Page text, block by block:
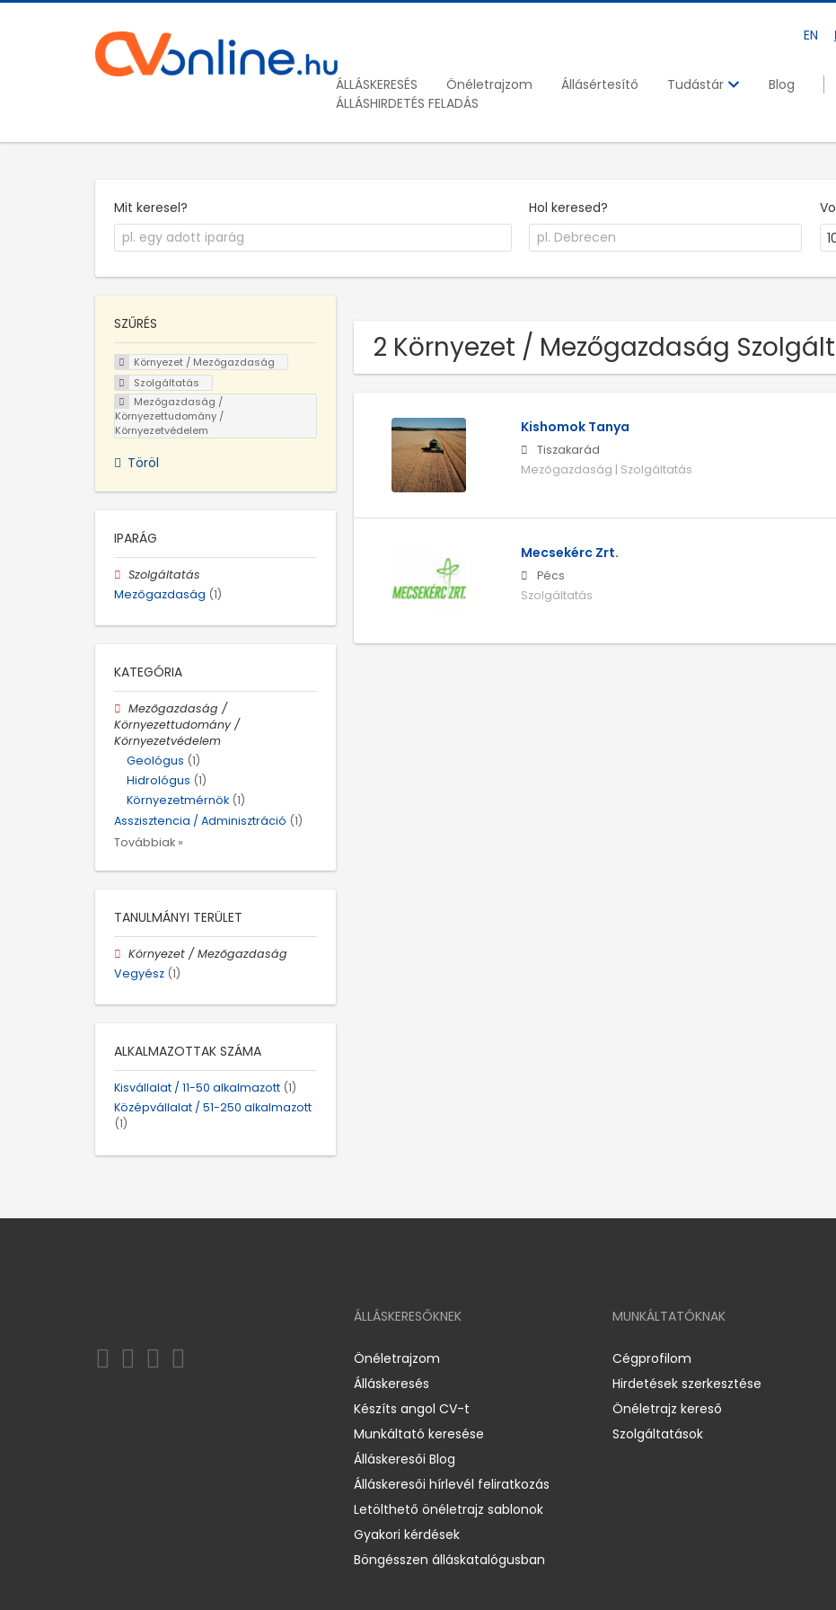
EN
ÁLLÁSKERESÉS Önéletrajzom Állásértesítő Tudástár Blog
ÁLLÁSHIRDETÉS FELADÁS
Mit keresel? Hol keresed?
2 Környezet / Mezőgazdaság
Kishomok Tanya
Tiszakarád
Mezőgazdaság | Szolgáltatás
Mecsekérc Zrt.
Pécs
Szolgáltatás
SZŰRÉS
Környezet / Mezőgazdaság
Szolgáltatás
Mezőgazdaság /
Környezettudomány /
Környezetvédelem
Töröl
IPARÁG
Szolgáltatás
Mezőgazdaság (1)
KATEGÓRIA
Mezőgazdaság /
Környezettudomány /
Környezetvédelem
Geológus (1)
Hidrológus (1)
Környezetmérnök (1)
Asszisztencia / Adminisztráció (1)
Továbbiak »
TANULMÁNYI TERÜLET
Környezet / Mezőgazdaság
Vegyész (1)
ALKALMAZOTTAK SZÁMA
Kisvállalat / 11-50 alkalmazott (1)
Középvállalat / 51-250 alkalmazott
(1)
ÁLLÁSKERESŐKNEK
Önéletrajzom
Álláskeresés
Készíts angol CV-t
Munkáltató keresése
Álláskeresői Blog
Álláskeresői hírlevél feliratkozás
Letölthető önéletrajz sablonok
Gyakori kérdések
Böngésszen álláskatalógusban
MUNKÁLTATÓKNAK
Cégprofilom
Hirdetések szerkesztése
Önéletrajz kereső
Szolgáltatások